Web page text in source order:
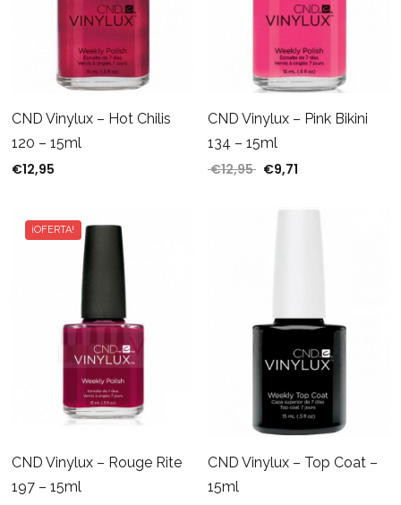
CND Vinylux – Hot Chilis
120 – 15ml
€12,95
CND Vinylux – Pink Bikini
134 – 15ml
€12,95 El precio original era:
€9,71El precio actual
¡OFERTA!
CND Vinylux – Rouge Rite
197 – 15ml
CND Vinylux – Top Coat –
15ml